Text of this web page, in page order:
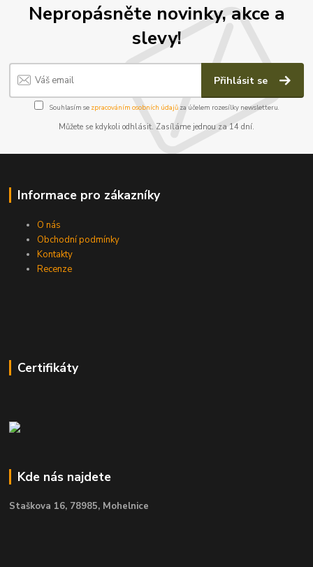
Nepropásněte novinky, akce a
slevy!
Přihlásit se
Souhlasím se zpracováním osobních údajůza účelem rozesílky newsletteru.
Můžete se kdykoli odhlásit. Zasíláme jednou za 14 dní.
Informace pro zákazníky
O nás
Obchodní podmínky
Kontakty
Recenze
Certifikáty
Kde nás najdete
Staškova 16, 78985, Mohelnice